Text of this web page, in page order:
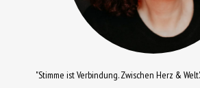
"Stimme ist Verbindung. Zwischen Herz & Welt."